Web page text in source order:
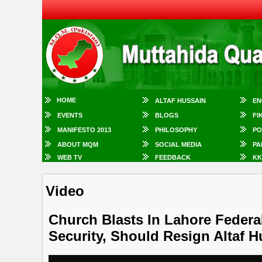
HOME ALTAF HUSSAIN
EVENTS BLOGS
MANIFESTO 2013 PHILOSOPHY
ABOUT MQM SOCIAL MEDIA
WEB TV
FEEDBACK
Video
Church Blasts In Lahore
Security, Should Resign Altaf